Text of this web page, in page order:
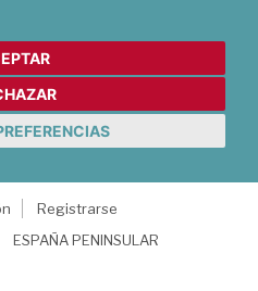
Registrarse
ESPAÑA PENINSULAR